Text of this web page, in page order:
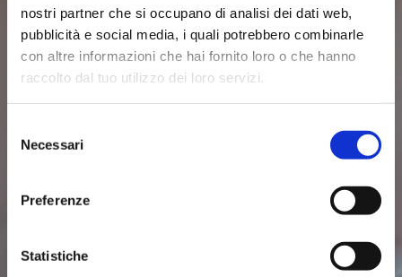
nostri partner che si occupano di analisi dei dati web,
pubblicità e social media, i quali potrebbero combinarle
con altre informazioni che hai fornito loro o che hanno
raccolto dal tuo utilizzo dei loro servizi.
delNecessari
Preferenze
Statistiche